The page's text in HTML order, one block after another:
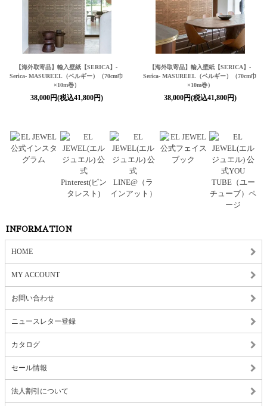
【海外取寄品】輸入壁紙 【SERICA】-
Serica- MASUREEL（ベルギー）（70cm巾
×10m巻）
38,000円(税込41,800円)
【海外取寄品】輸入壁紙 【SERICA】-
Serica- MASUREEL（ベルギー）（70cm巾
×10m巻）
38,000円(税込41,800円)
INFORMATION
HOME
MY ACCOUNT
お問い合わせ
ニュースレター登録
カタログ
セール情報
法人割引について